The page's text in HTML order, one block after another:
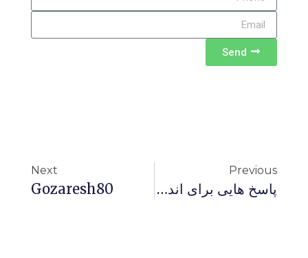
Send
Previous
پاسخ هایی برای اندیشیدن 38-تأملاتی در باره قیامت و مضمون بهشت و جهنم
Next
Gozaresh80